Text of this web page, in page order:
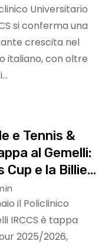
Universitario
si conferma una
crescita nel
italiano, con oltre
e Tennis &
al Gemelli:
Cup e la Billie
il Policlinico
IRCCS è tappa
2025/2026,